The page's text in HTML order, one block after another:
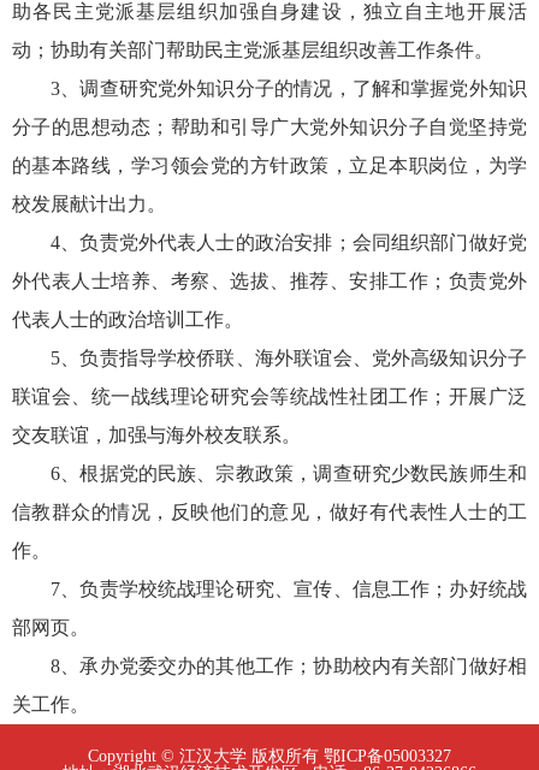
助各民主党派基层组织加强自身建设，独立自主地开展活
动；协助有关部门帮助民主党派基层组织改善工作条件。
3、调查研究党外知识分子的情况，了解和掌握党外知识
分子的思想动态；帮助和引导广大党外知识分子自觉坚持党
的基本路线，学习领会党的方针政策，立足本职岗位，为学
校发展献计出力。
4、负责党外代表人士的政治安排；会同组织部门做好党
外代表人士培养、考察、选拔、推荐、安排工作；负责党外
代表人士的政治培训工作。
5、负责指导学校侨联、海外联谊会、党外高级知识分子
联谊会、统一战线理论研究会等统战性社团工作；开展广泛
交友联谊，加强与海外校友联系。
6、根据党的民族、宗教政策，调查研究少数民族师生和
信教群众的情况，反映他们的意见，做好有代表性人士的工
作。
7、负责学校统战理论研究、宣传、信息工作；办好统战
部网页。
8、承办党委交办的其他工作；协助校内有关部门做好相
关工作。
Copyright © 江汉大学 版权所有 鄂ICP备05003327